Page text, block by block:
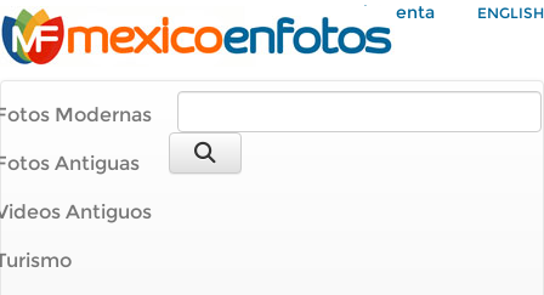
Mi Cuenta ENGLISH
Modernas
Antiguas
Antiguos